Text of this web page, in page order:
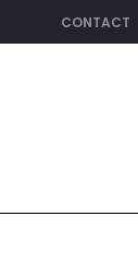
CONTACT